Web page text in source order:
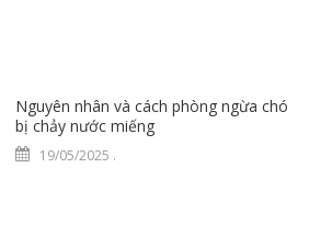
Nguyên nhân và cách phòng ngừa chó
bị chảy nước miếng
19/05/2025 .